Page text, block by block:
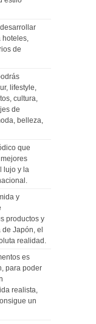
hoteles,
de
lifestyle,
cultura,
de
belleza,
que
lujo y la
y
productos y
Japón, el
realidad.
es
para poder
realista,
un